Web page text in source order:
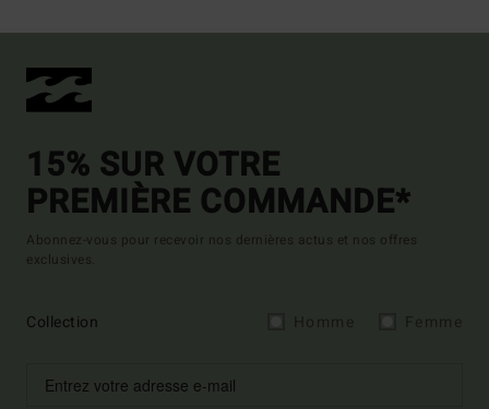
15% SUR VOTRE
PREMIÈRE COMMANDE*
Abonnez-vous pour recevoir nos dernières actus et nos offres
exclusives.
Collection